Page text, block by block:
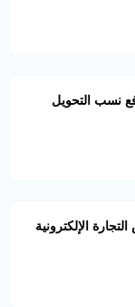
نسب التحويل
الإلكترونية